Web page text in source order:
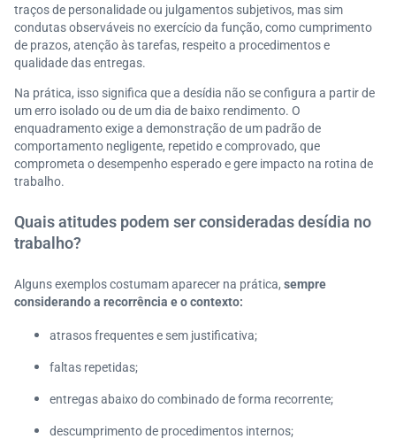
traços de personalidade ou julgamentos subjetivos, mas sim
condutas observáveis no exercício da função, como cumprimento
de prazos, atenção às tarefas, respeito a procedimentos e
qualidade das entregas.
Na prática, isso significa que a desídia não se configura a partir de
um erro isolado ou de um dia de baixo rendimento. O
enquadramento exige a demonstração de um padrão de
comportamento negligente, repetido e comprovado, que
comprometa o desempenho esperado e gere impacto na rotina de
trabalho.
Quais atitudes podem ser consideradas desídia no
trabalho?
Alguns exemplos costumam aparecer na prática, sempre
considerando a recorrência e o contexto:
atrasos frequentes e sem justificativa;
faltas repetidas;
entregas abaixo do combinado de forma recorrente;
descumprimento de procedimentos internos;